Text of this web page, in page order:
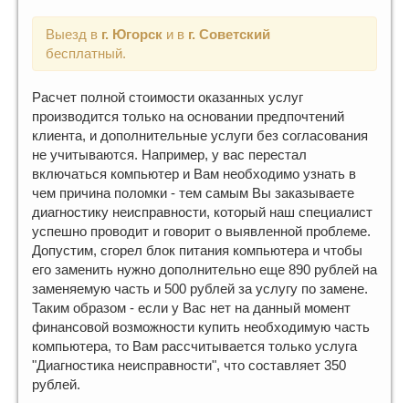
Выезд в г. Югорск и в г. Советский
бесплатный.
Расчет полной стоимости оказанных услуг
производится только на основании предпочтений
клиента, и дополнительные услуги без согласования
не учитываются. Например, у вас перестал
включаться компьютер и Вам необходимо узнать в
чем причина поломки - тем самым Вы заказываете
диагностику неисправности, который наш специалист
успешно проводит и говорит о выявленной проблеме.
Допустим, сгорел блок питания компьютера и чтобы
его заменить нужно дополнительно еще 890 рублей на
заменяемую часть и 500 рублей за услугу по замене.
Таким образом - если у Вас нет на данный момент
финансовой возможности купить необходимую часть
компьютера, то Вам рассчитывается только услуга
"Диагностика неисправности", что составляет 350
рублей.